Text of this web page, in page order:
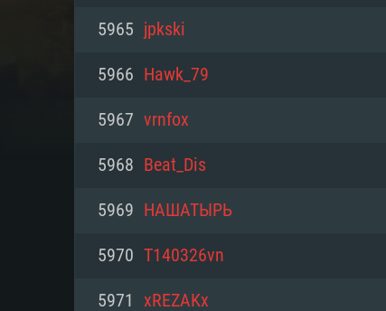
PC
최소사양
최소사양
최소사양
5965 jpkski
5966 Hawk_79
5967 vrnfox
5968 Beat_Dis
5969 НАШАТЫРЬ
5970 T140326vn
5971 xREZAKx